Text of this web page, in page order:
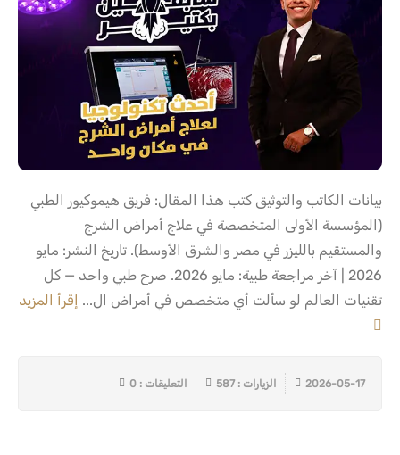
بيانات الكاتب والتوثيق كتب هذا المقال: فريق هيموكيور الطبي
(المؤسسة الأولى المتخصصة في علاج أمراض الشرج
والمستقيم بالليزر في مصر والشرق الأوسط). تاريخ النشر: مايو
2026 | آخر مراجعة طبية: مايو 2026. صرح طبي واحد — كل
تقنيات العالم لو سألت أي متخصص في أمراض ال... إقرأ المزيد
2026-05-17 الزيارات : 587 التعليقات : 0